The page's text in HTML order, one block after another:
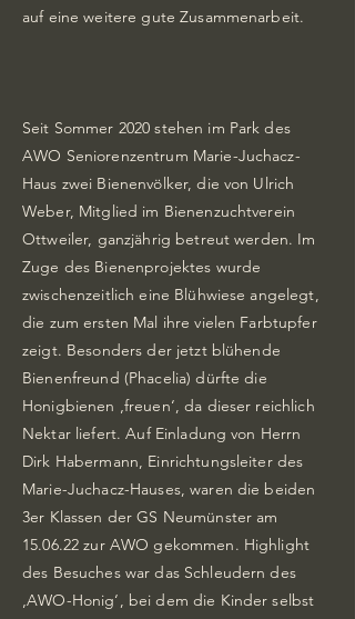
auf eine weitere gute Zusammenarbeit.
Seit Sommer 2020 stehen im Park des
AWO Seniorenzentrum Marie-Juchacz-
Haus zwei Bienenvölker, die von Ulrich
Weber, Mitglied im Bienenzuchtverein
Ottweiler, ganzjährig betreut werden. Im
Zuge des Bienenprojektes wurde
zwischenzeitlich eine Blühwiese angelegt,
die zum ersten Mal ihre vielen Farbtupfer
zeigt. Besonders der jetzt blühende
Bienenfreund (Phacelia) dürfte die
Honigbienen ‚freuen‘, da dieser reichlich
Nektar liefert. Auf Einladung von Herrn
Dirk Habermann, Einrichtungsleiter des
Marie-Juchacz-Hauses, waren die beiden
3er Klassen der GS Neumünster am
15.06.22 zur AWO gekommen. Highlight
des Besuches war das Schleudern des
‚AWO-Honig‘, bei dem die Kinder selbst